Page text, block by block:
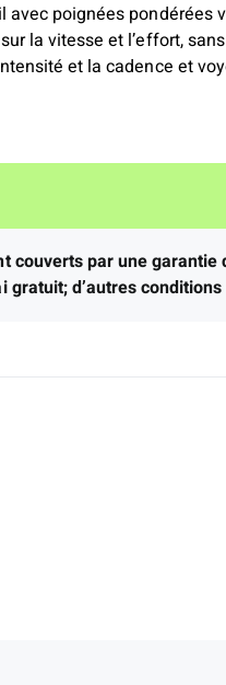
avec poignées pondérées
la vitesse et l’effort,
et la cadence et
couverts par une
gratuit; d’autres